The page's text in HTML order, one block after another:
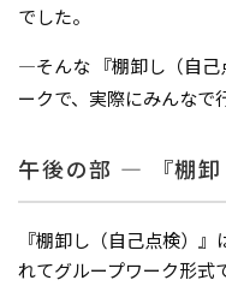
でした。
―そんな 『棚卸し（自己
ークで、実際にみんなで
午後の部 ― 『棚卸
『棚卸し（自己点検）
れてグループワーク形式